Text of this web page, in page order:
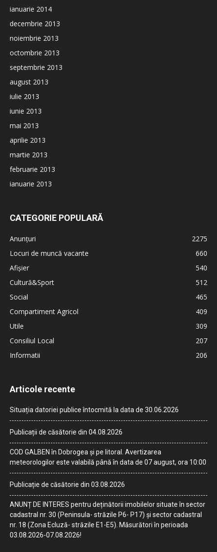
ianuarie 2014
decembrie 2013
noiembrie 2013
octombrie 2013
septembrie 2013
august 2013
iulie 2013
iunie 2013
mai 2013
aprilie 2013
martie 2013
februarie 2013
ianuarie 2013
CATEGORIE POPULARĂ
Anunțuri
2275
Locuri de muncă vacante
660
Afișier
540
Cultură&Sport
512
Social
465
Compartiment Agricol
409
Utile
309
Consiliul Local
207
Informatii
206
Articole recente
Situația datoriei publice întocmită la data de 30.06.2026
Publicații de căsătorie din 04.08.2026
COD GALBEN în Dobrogea și pe litoral. Avertizarea
meteorologilor este valabilă până în data de 07 august, ora 10:00
Publicație de căsătorie din 03.08.2026
ANUNȚ DE INTERES pentru deținătorii imobilelor situate în sector
cadastral nr. 30 (Peninsula- străzile P6- P17) și sector cadastral
nr. 18 (Zona Ecluză- străzile E1-E5). Măsurători în perioada
03.08.2026-07.08.2026!